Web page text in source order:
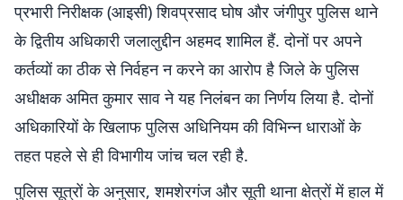
प्रभारी निरीक्षक (आइसी) शिवप्रसाद घोष और जंगीपुर पुलिस थाने
के द्वितीय अधिकारी जलालुद्दीन अहमद शामिल हैं. दोनों पर अपने
कर्तव्यों का ठीक से निर्वहन न करने का आरोप है जिले के पुलिस
अधीक्षक अमित कुमार साव ने यह निलंबन का निर्णय लिया है. दोनों
अधिकारियों के खिलाफ पुलिस अधिनियम की विभिन्न धाराओं के
तहत पहले से ही विभागीय जांच चल रही है.
पुलिस सूत्रों के अनुसार, शमशेरगंज और सूती थाना क्षेत्रों में हाल में